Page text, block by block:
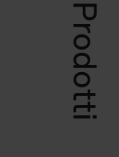
Prodotti